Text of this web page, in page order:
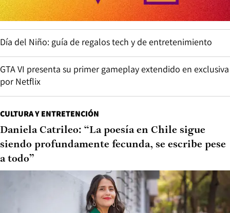
Día del Niño: guía de regalos tech y de entretenimiento
GTA VI presenta su primer gameplay extendido en exclusiva
por Netflix
CULTURA Y ENTRETENCIÓN
Daniela Catrileo: “La poesía en Chile sigue
siendo profundamente fecunda, se escribe pese
a todo”